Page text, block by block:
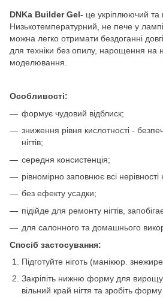
DNKa Builder Gel- це укріплюючий
Низькотемпературний, не пече у
можна легко отримати бездоганні
для техніки без опилу, нарощення на
моделювання.
Особливості:
формує чудовий відблиск;
зниження рівня кислотності -
нігтів;
середня консистенція;
рівномірно заповнює всі
без ефекту усадки;
підійде для ремонту нігтів,
для салонного та домашнього
Спосіб застосування:
Підготуйте ніготь (манікюр.
Закріпіть нижню форму для
вільний край нігтя та зробіть